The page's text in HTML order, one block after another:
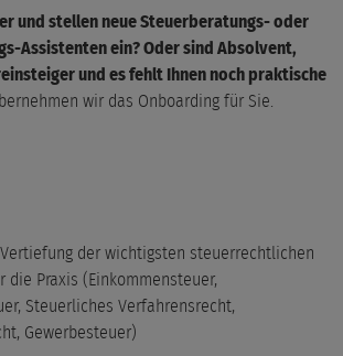
und stellen neue Steuerberatungs- oder
Assistenten ein? Oder sind Absolvent,
und es fehlt Ihnen noch praktische
wir das Onboarding für Sie.
der wichtigsten steuerrechtlichen
die Praxis (Einkommensteuer,
Steuerliches Verfahrensrecht,
Gewerbesteuer)